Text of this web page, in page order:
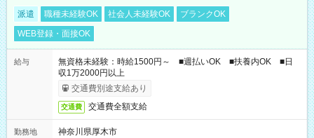
派遣 職種未経験OK 社会人未経験OK
ブランクOK
WEB登録・面接OK
給与
無資格未経験：時給1500円～ ■週払いOK ■扶養内OK ■日
収1万2000円以上
交通費別途支給あり
交通費 交通費全額支給
勤務地
神奈川県厚木市